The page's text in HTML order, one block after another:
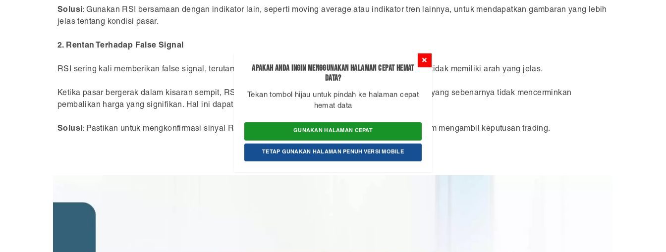
Apakah Anda ingin menggunakan Halaman Cepat Hemat
Data?
Tekan tombol hijau untuk pindah ke halaman cepat
hemat data
GUNAKAN HALAMAN CEPAT
TETAP GUNAKAN HALAMAN PENUH VERSI MOBILE
Solusi: Gunakan RSI bersamaan dengan indikator lain, seperti moving average atau indikator tren lainnya, untuk mendapatkan gambaran yang lebih
jelas tentang kondisi pasar.
2. Rentan Terhadap False Signal
RSI sering kali memberikan false signal, terutama dalam kondisi pasar yang bergerak sideways atau tidak memiliki arah yang jelas.
Ketika pasar bergerak dalam kisaran sempit, RSI dapat memberikan sinyal overbought atau oversold yang sebenarnya tidak mencerminkan
pembalikan harga yang signifikan. Hal ini dapat membuat trader memasuki posisi yang salah.
Solusi: Pastikan untuk mengkonfirmasi sinyal RSI dengan pola candlestick atau indikator lain sebelum mengambil keputusan trading.